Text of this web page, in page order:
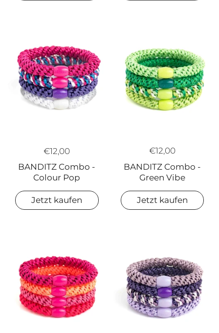
€12,00
BANDITZ Combo -
Colour Pop
Jetzt kaufen
€12,00
BANDITZ Combo -
Green Vibe
Jetzt kaufen